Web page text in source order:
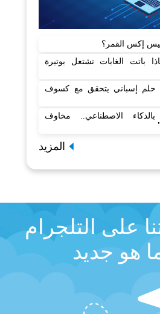
إكس القمر؟
باتت الغابات تشتعل بوتيرة
حلم إسباني يتحقق مع كسوف
الاصطناعي.. مخاوف
المزيد
على التلجرام
هو جديد